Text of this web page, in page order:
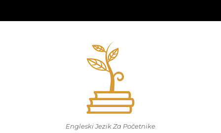
Engleski Jezik Za Početnike